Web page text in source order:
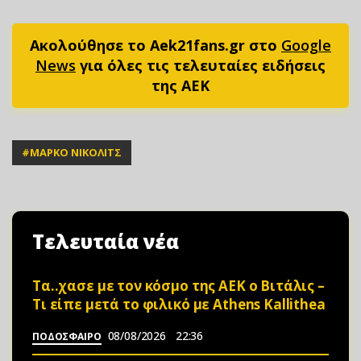
Ακολούθησε το Aek21fans.gr στο Google
News για όλες τις τελευταίες ειδήσεις
της ΑΕΚ
#ΜΑΡΚΟ ΝΙΚΟΛΙΤΣ
Τελευταία νέα
Τα..χασε με τον κόσμο της ΑΕΚ ο Βιτάλις –
Τι είπε μετά το φιλικό με Athens Kallithea
ΠΟΔΟΣΦΑΙΡΟ 08/08/2026 22:36